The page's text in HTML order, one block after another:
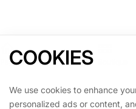
Page d'accueil
COOKIES
We use cookies to enhance
personalized ads or content,